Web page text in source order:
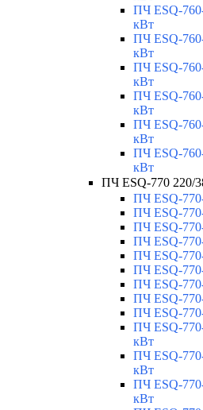
ПЧ ESQ-
кВт
ПЧ ESQ-
кВт
ПЧ ESQ-
кВт
ПЧ ESQ-
кВт
ПЧ ESQ-
кВт
ПЧ ESQ-
кВт
ПЧ ESQ-770 220/
ПЧ ESQ-
ПЧ ESQ-
ПЧ ESQ-
ПЧ ESQ-
ПЧ ESQ-
ПЧ ESQ-
ПЧ ESQ-
ПЧ ESQ-
ПЧ ESQ-
ПЧ ESQ-
кВт
ПЧ ESQ-
кВт
ПЧ ESQ-
кВт